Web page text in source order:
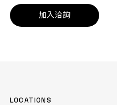
加入洽詢
LOCATIONS